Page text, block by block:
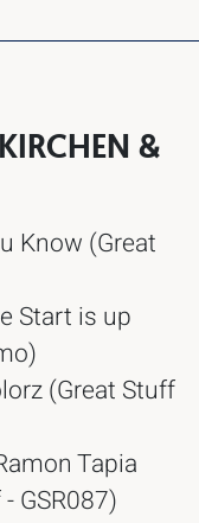
&
Know (Great
Start is up
(Great Stuff
Tapia
GSR087)